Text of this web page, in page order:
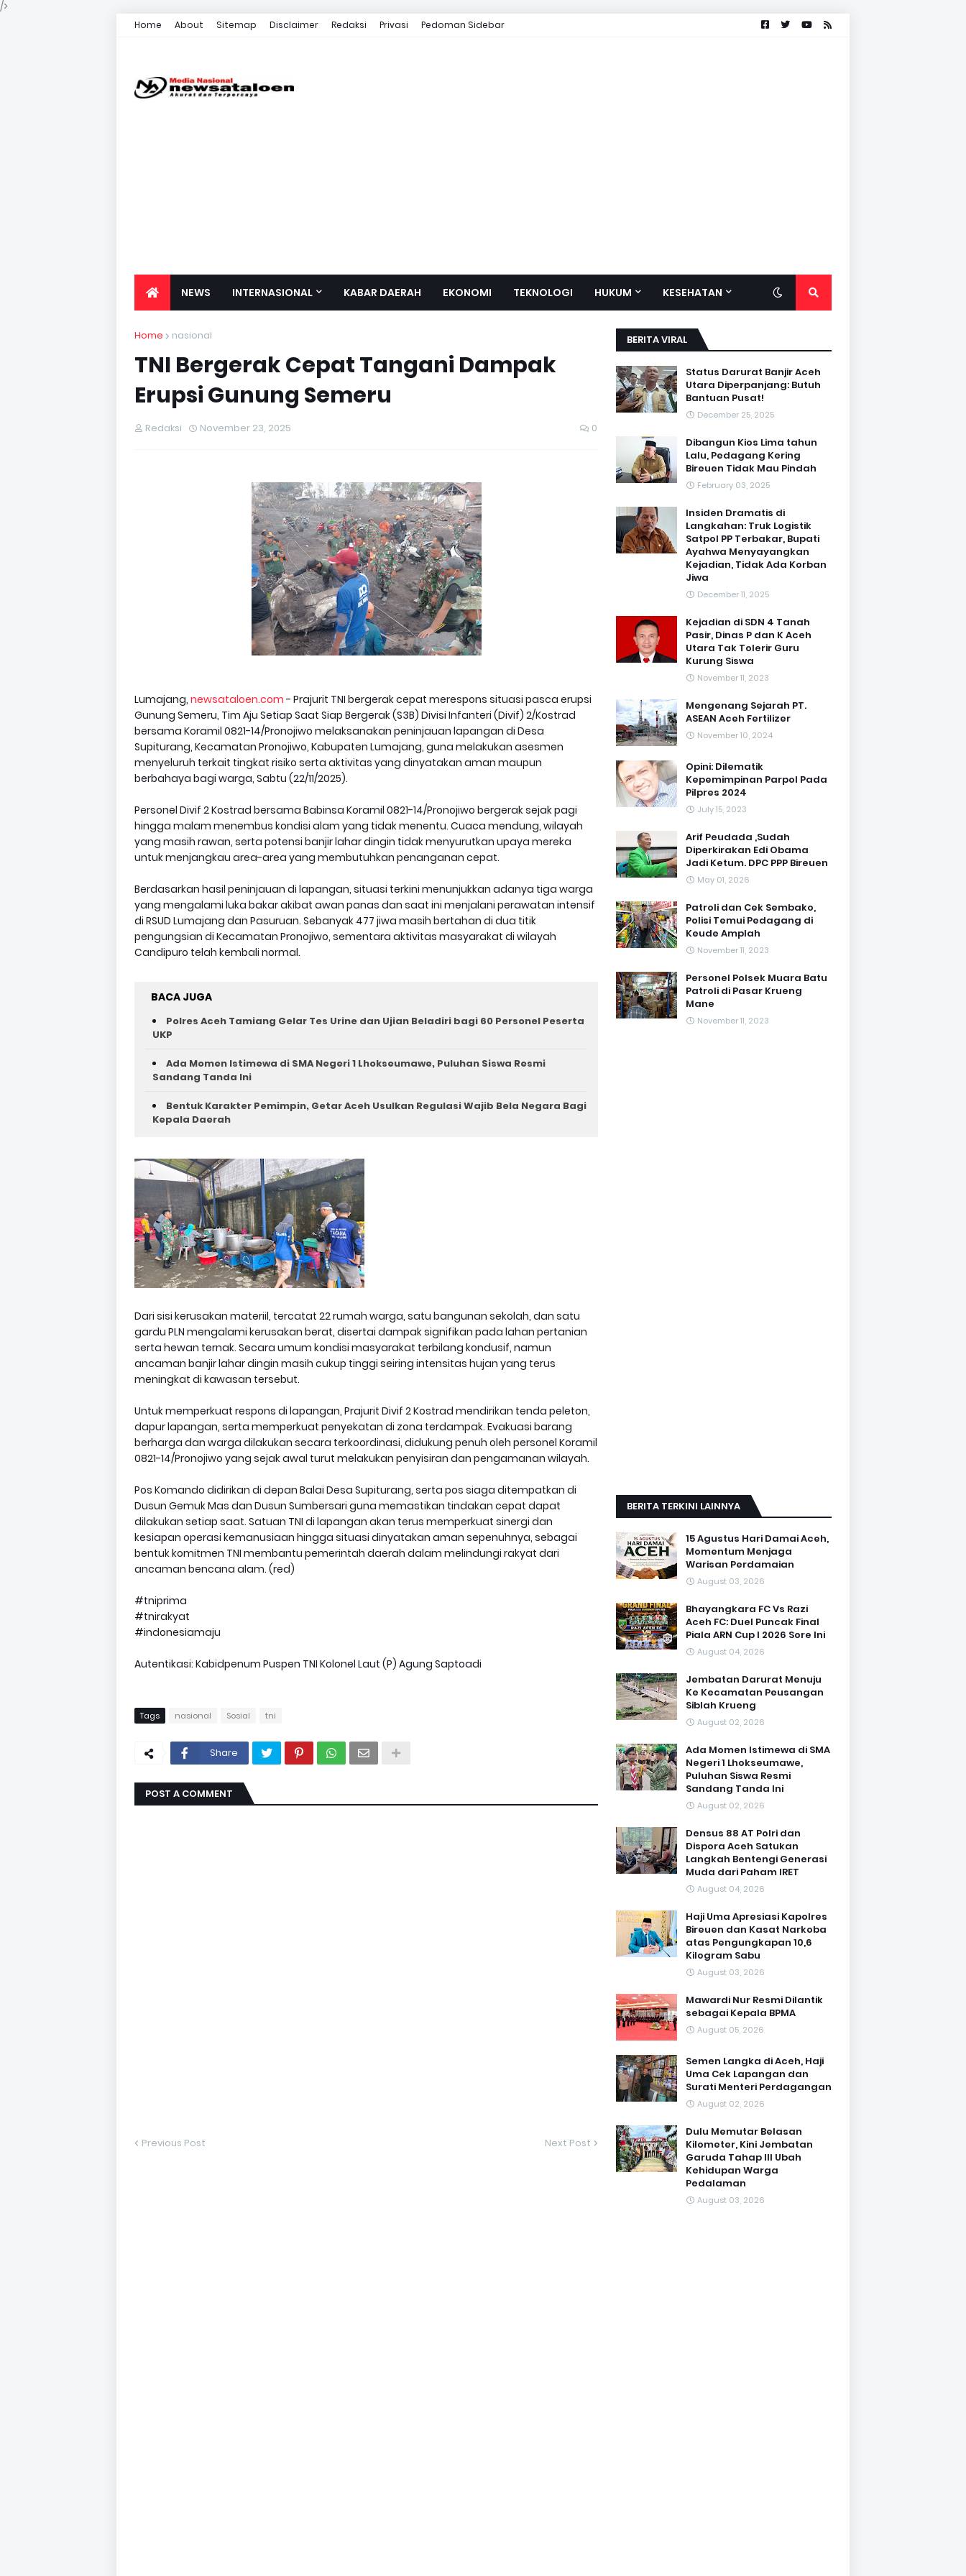
/>
Home About Sitemap Disclaimer Redaksi Privasi Pedoman Sidebar
NEWS INTERNASIONAL KABAR DAERAH EKONOMI TEKNOLOGI HUKUM KESEHATAN
Home nasional
TNI Bergerak Cepat Tangani Dampak
Erupsi Gunung Semeru
Redaksi November 23, 2025 0
Lumajang, newsataloen.com - Prajurit TNI bergerak cepat merespons situasi pasca erupsi
Gunung Semeru, Tim Aju Setiap Saat Siap Bergerak (S3B) Divisi Infanteri (Divif) 2/Kostrad
bersama Koramil 0821-14/Pronojiwo melaksanakan peninjauan lapangan di Desa
Supiturang, Kecamatan Pronojiwo, Kabupaten Lumajang, guna melakukan asesmen
menyeluruh terkait tingkat risiko serta aktivitas yang dinyatakan aman maupun
berbahaya bagi warga, Sabtu (22/11/2025).
Personel Divif 2 Kostrad bersama Babinsa Koramil 0821-14/Pronojiwo bergerak sejak pagi
hingga malam menembus kondisi alam yang tidak menentu. Cuaca mendung, wilayah
yang masih rawan, serta potensi banjir lahar dingin tidak menyurutkan upaya mereka
untuk menjangkau area-area yang membutuhkan penanganan cepat.
Berdasarkan hasil peninjauan di lapangan, situasi terkini menunjukkan adanya tiga warga
yang mengalami luka bakar akibat awan panas dan saat ini menjalani perawatan intensif
di RSUD Lumajang dan Pasuruan. Sebanyak 477 jiwa masih bertahan di dua titik
pengungsian di Kecamatan Pronojiwo, sementara aktivitas masyarakat di wilayah
Candipuro telah kembali normal.
BACA JUGA
Polres Aceh Tamiang Gelar Tes Urine dan Ujian Beladiri bagi 60 Personel Peserta
UKP
Ada Momen Istimewa di SMA Negeri 1 Lhokseumawe, Puluhan Siswa Resmi
Sandang Tanda Ini
Bentuk Karakter Pemimpin, Getar Aceh Usulkan Regulasi Wajib Bela Negara Bagi
Kepala Daerah
Dari sisi kerusakan materiil, tercatat 22 rumah warga, satu bangunan sekolah, dan satu
gardu PLN mengalami kerusakan berat, disertai dampak signifikan pada lahan pertanian
serta hewan ternak. Secara umum kondisi masyarakat terbilang kondusif, namun
ancaman banjir lahar dingin masih cukup tinggi seiring intensitas hujan yang terus
meningkat di kawasan tersebut.
Untuk memperkuat respons di lapangan, Prajurit Divif 2 Kostrad mendirikan tenda peleton,
dapur lapangan, serta memperkuat penyekatan di zona terdampak. Evakuasi barang
berharga dan warga dilakukan secara terkoordinasi, didukung penuh oleh personel Koramil
0821-14/Pronojiwo yang sejak awal turut melakukan penyisiran dan pengamanan wilayah.
Pos Komando didirikan di depan Balai Desa Supiturang, serta pos siaga ditempatkan di
Dusun Gemuk Mas dan Dusun Sumbersari guna memastikan tindakan cepat dapat
dilakukan setiap saat. Satuan TNI di lapangan akan terus memperkuat sinergi dan
kesiapan operasi kemanusiaan hingga situasi dinyatakan aman sepenuhnya, sebagai
bentuk komitmen TNI membantu pemerintah daerah dalam melindungi rakyat dari
ancaman bencana alam. (red)
#tniprima
#tnirakyat
#indonesiamaju
Autentikasi: Kabidpenum Puspen TNI Kolonel Laut (P) Agung Saptoadi
Tags nasional Sosial tni
Share
POST A COMMENT
Previous Post Next Post
BERITA VIRAL
Status Darurat Banjir Aceh
Utara Diperpanjang: Butuh
Bantuan Pusat!
December 25, 2025
Dibangun Kios Lima tahun
Lalu, Pedagang Kering
Bireuen Tidak Mau Pindah
February 03, 2025
Insiden Dramatis di
Langkahan: Truk Logistik
Satpol PP Terbakar, Bupati
Ayahwa Menyayangkan
Kejadian, Tidak Ada Korban
Jiwa
December 11, 2025
Kejadian di SDN 4 Tanah
Pasir, Dinas P dan K Aceh
Utara Tak Tolerir Guru
Kurung Siswa
November 11, 2023
Mengenang Sejarah PT.
ASEAN Aceh Fertilizer
November 10, 2024
Opini: Dilematik
Kepemimpinan Parpol Pada
Pilpres 2024
July 15, 2023
Arif Peudada ,Sudah
Diperkirakan Edi Obama
Jadi Ketum. DPC PPP Bireuen
May 01, 2026
Patroli dan Cek Sembako,
Polisi Temui Pedagang di
Keude Amplah
November 11, 2023
Personel Polsek Muara Batu
Patroli di Pasar Krueng
Mane
November 11, 2023
BERITA TERKINI LAINNYA
15 Agustus Hari Damai Aceh,
Momentum Menjaga
Warisan Perdamaian
August 03, 2026
Bhayangkara FC Vs Razi
Aceh FC: Duel Puncak Final
Piala ARN Cup I 2026 Sore Ini
August 04, 2026
Jembatan Darurat Menuju
Ke Kecamatan Peusangan
Siblah Krueng
August 02, 2026
Ada Momen Istimewa di SMA
Negeri 1 Lhokseumawe,
Puluhan Siswa Resmi
Sandang Tanda Ini
August 02, 2026
Densus 88 AT Polri dan
Dispora Aceh Satukan
Langkah Bentengi Generasi
Muda dari Paham IRET
August 04, 2026
Haji Uma Apresiasi Kapolres
Bireuen dan Kasat Narkoba
atas Pengungkapan 10,6
Kilogram Sabu
August 03, 2026
Mawardi Nur Resmi Dilantik
sebagai Kepala BPMA
August 05, 2026
Semen Langka di Aceh, Haji
Uma Cek Lapangan dan
Surati Menteri Perdagangan
August 02, 2026
Dulu Memutar Belasan
Kilometer, Kini Jembatan
Garuda Tahap III Ubah
Kehidupan Warga
Pedalaman ‎
August 03, 2026